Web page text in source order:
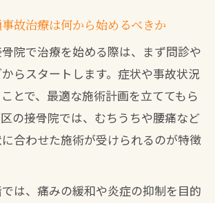
治療で使える各種保険の活用ポ
施術内容と費用の違いを賢く比較
法
利用で交通事故治療をサポート
での交通事故治療に保険を使う条
保険を最大限活用した接骨院治療
故治療は何から始めるべきか
院で治療を始める際は、まず問診や
らスタートします。症状や事故状況
とで、最適な施術計画を立ててもら
の接骨院では、むちうちや腰痛など
合わせた施術が受けられるのが特徴
は、痛みの緩和や炎症の抑制を目的